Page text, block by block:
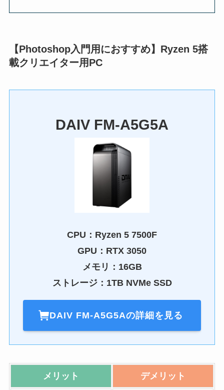
【Photoshop入門用におすすめ】Ryzen 5搭
載クリエイター用PC
DAIV FM-A5G5A
CPU： Ryzen 5 7500F
GPU： RTX 3050
メモリ：16GB
ストレージ：1TB NVMe SSD
DAIV FM-A5G5Aの詳細を見る
メリット デメリット